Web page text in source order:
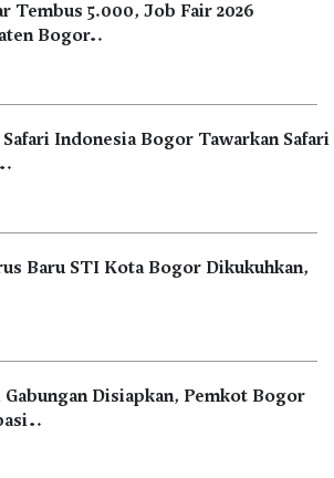
Tembus 5.000, Job Fair 2026
Bogor…
Safari Indonesia Bogor Tawarkan Safari
Baru STI Kota Bogor Dikukuhkan,
Disiapkan, Pemkot Bogor